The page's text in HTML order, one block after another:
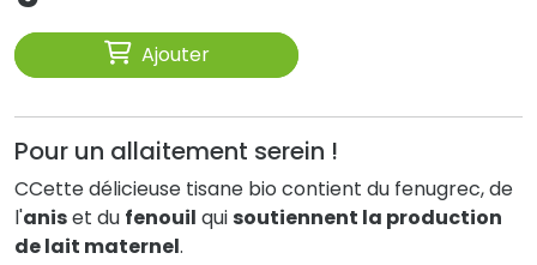
Ajouter
Pour un allaitement serein !
CCette délicieuse tisane bio contient du fenugrec, de
l'aniset du fenouil quisoutiennent la production
de lait maternel.